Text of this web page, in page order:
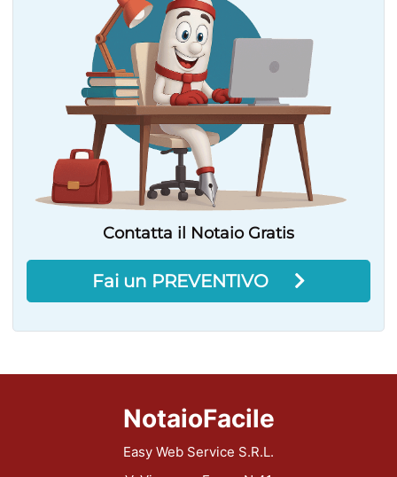
Contatta il Notaio Gratis
Fai un PREVENTIVO
NotaioFacile
Easy Web Service S.R.L.